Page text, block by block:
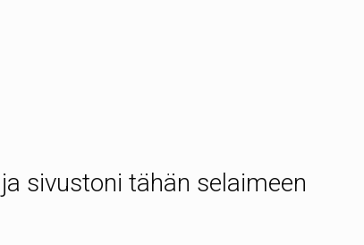
sivustoni tähän selaimeen